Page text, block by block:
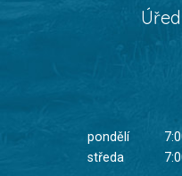
pondělí
středa